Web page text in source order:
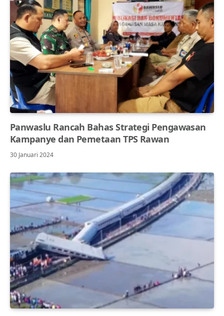
Panwaslu Rancah Bahas Strategi Pengawasan
Kampanye dan Pemetaan TPS Rawan
30 Januari 2024